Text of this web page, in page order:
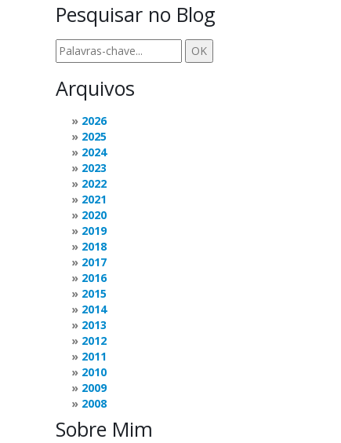
Pesquisar no Blog
Arquivos
2026
2025
2024
2023
2022
2021
2020
2019
2018
2017
2016
2015
2014
2013
2012
2011
2010
2009
2008
Sobre Mim